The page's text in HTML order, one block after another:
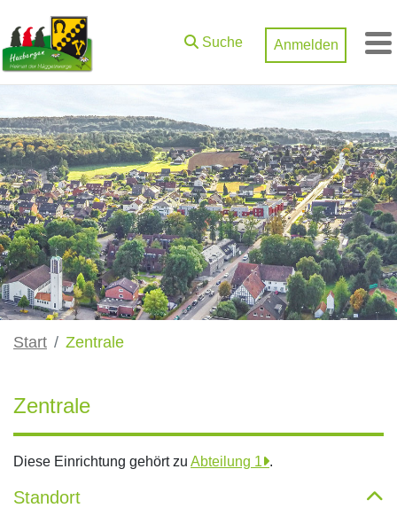
Zum Hauptinhalt springen
Suche Anmelden
Start Zentrale
Zentrale
Diese Einrichtung gehört zu Abteilung 1 .
Standort